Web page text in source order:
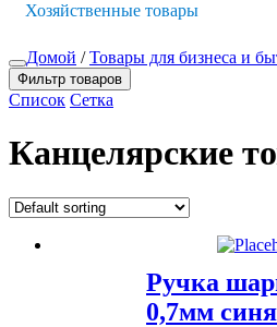
Хозяйственные товары
Домой /Товары для бизнеса и
Фильтр товаров
Список Сетка
Канцелярские
Ручка
0,7мм